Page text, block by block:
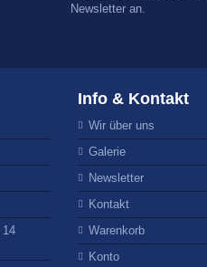
Newsletter an.
14
Info & Kontakt
Wir über uns
Galerie
Newsletter
Kontakt
Warenkorb
Konto